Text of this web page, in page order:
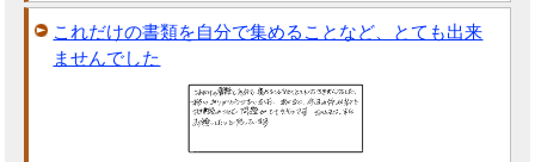
これだけの書類を自分で集めることなど、とても出来
ませんでした